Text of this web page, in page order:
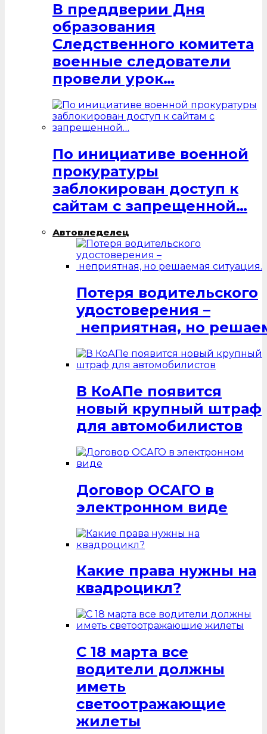
В преддверии Дня
образования
Следственного комитета
военные следователи
провели урок…
По инициативе военной
прокуратуры
заблокирован доступ к
сайтам с запрещенной…
Автовледелец
Потеря водительского
удостоверения –
неприятная, но
В КоАПе появится
новый крупный штраф
для автомобилистов
Договор ОСАГО в
электронном виде
Какие права нужны на
квадроцикл?
С 18 марта все
водители должны
иметь
светоотражающие
жилеты